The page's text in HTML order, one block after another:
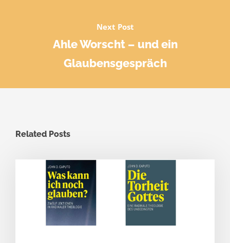
Next Post
Ahle Worscht – und ein
Glaubensgespräch
Related Posts